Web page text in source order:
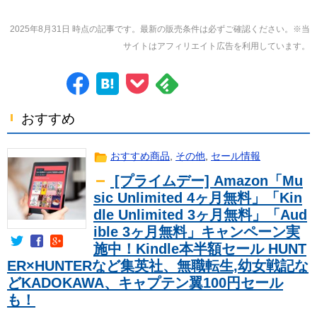
2025年8月31日 時点の記事です。最新の販売条件は必ずご確認ください。※当
サイトはアフィリエイト広告を利用しています。
おすすめ
おすすめ商品, その他, セール情報
[プライムデー] Amazon「Mu
sic Unlimited 4ヶ月無料」「Kin
dle Unlimited 3ヶ月無料」「Aud
ible 3ヶ月無料」キャンペーン実
施中！Kindle本半額セール HUNT
ER×HUNTERなど集英社、無職転生,幼女戦記な
どKADOKAWA、キャプテン翼100円セール
も！